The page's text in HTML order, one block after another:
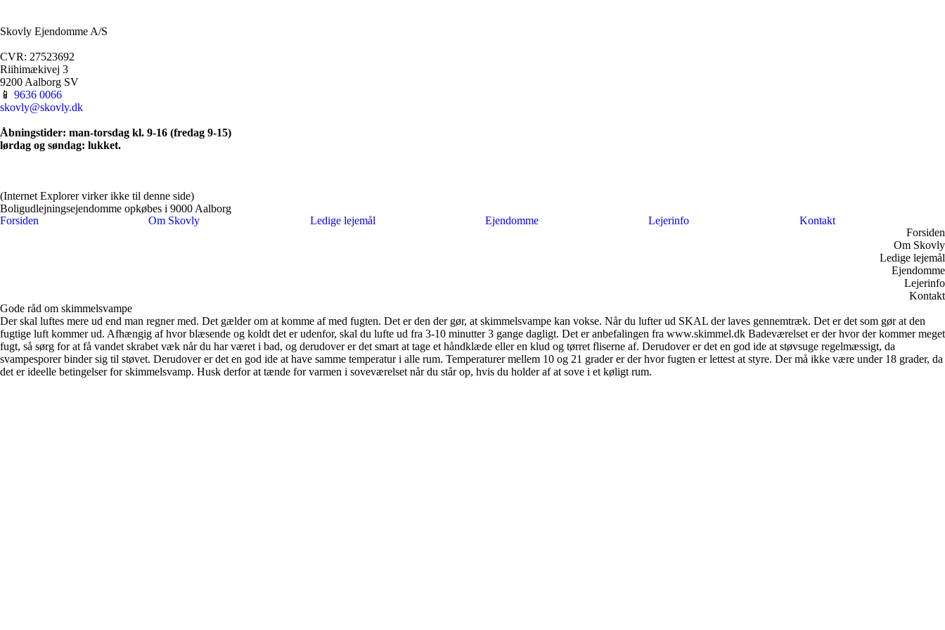
​Skovly Ejendomme A/S
​CVR: 27523692
Riihimækivej 3
9200 Aalborg SV
​📱 9636 0066​
skovly@skovly.dk
Åbningstider: man-torsdag kl. 9-16 (fredag 9-15)
​lørdag og søndag: lukket.
(Internet Explorer virker ikke til denne side)
Boligudlejningsejendomme opkøbes i 9000 Aalborg
Forsiden
Om Skovly Ledige lejemål Ejendomme Lejerinfo
Kontakt
Forsiden
Om Skovly
Ledige lejemål
Ejendomme
Lejerinfo
Kontakt
Gode råd om skimmelsvampe
Der skal luftes mere ud end man regner med. Det gælder om at komme af med fugten. Det er den der gør, at skimmelsvampe kan vokse. Når du lufter ud SKAL der laves gennemtræk. Det er det som gør at den
fugtige luft kommer ud. Afhængig af hvor blæsende og koldt det er udenfor, skal du lufte ud fra 3-10 minutter 3 gange dagligt. Det er anbefalingen fra www.skimmel.dk Badeværelset er der hvor der kommer meget
fugt, så sørg for at få vandet skrabet væk når du har været i bad, og derudover er det smart at tage et håndklæde eller en klud og tørret fliserne af. Derudover er det en god ide at støvsuge regelmæssigt, da
svampesporer binder sig til støvet. Derudover er det en god ide at have samme temperatur i alle rum. Temperaturer mellem 10 og 21 grader er der hvor fugten er lettest at styre. Der må ikke være under 18 grader, da
det er ideelle betingelser for skimmelsvamp. Husk derfor at tænde for varmen i soveværelset når du står op, hvis du holder af at sove i et køligt rum.